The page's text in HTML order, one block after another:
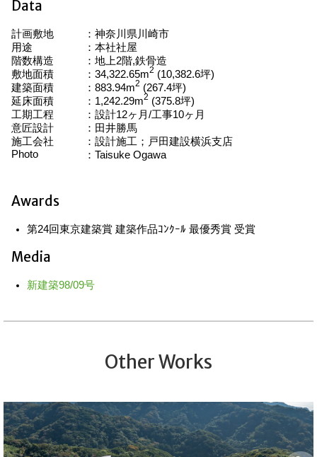
Data
計画敷地
神奈川県川崎市
用途
本社社屋
階数構造
地上2階,鉄骨造
敷地面積
34,322.65m2 (10,382.6坪)
建築面積
883.94m2 (267.4坪)
延床面積
1,242.29m2 (375.8坪)
工期工程
設計12ヶ月/工事10ヶ月
意匠設計
田井勝馬
施工会社
設計施工；戸田建設横浜支店
Photo
Taisuke Ogawa
Awards
第24回東京建築賞 建築作品ｺﾝｸｰﾙ 最優秀賞 受賞
Media
新建築98/09号
Other Works